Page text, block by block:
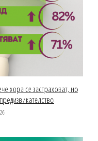
хора се застраховат, но